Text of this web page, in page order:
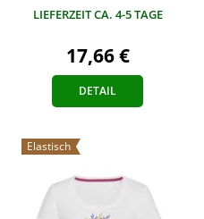
LIEFERZEIT CA. 4-5 TAGE
17,66 €
DETAIL
Elastisch